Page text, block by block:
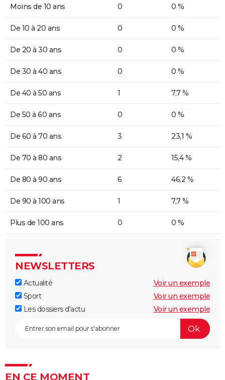
Moins de 10 ans 0 0 %
De 10 à 20 ans 0 0 %
De 20 à 30 ans 0 0 %
De 30 à 40 ans 0 0 %
De 40 à 50 ans 1 7,7 %
De 50 à 60 ans 0 0 %
De 60 à 70 ans 3 23,1 %
De 70 à 80 ans 2 15,4 %
De 80 à 90 ans 6 46,2 %
De 90 à 100 ans 1 7,7 %
Plus de 100 ans 0 0 %
NEWSLETTERS
Actualité
Voir un exemple
Sport
Voir un exemple
Les dossiers d'actu
Voir un exemple
EN CE MOMENT